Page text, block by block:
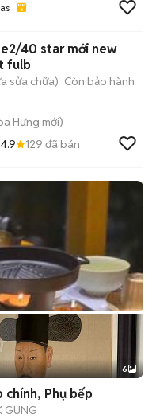
40 star mới new
fulb
sửa chữa) Còn bảo hành
Hưng mới)
4.9 129 đã bán
+2
6
chính, Phụ bếp
GUNG